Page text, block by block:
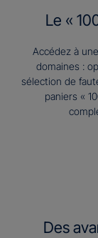
Le «
Accédez à
domaines :
sélection de
paniers «
Des